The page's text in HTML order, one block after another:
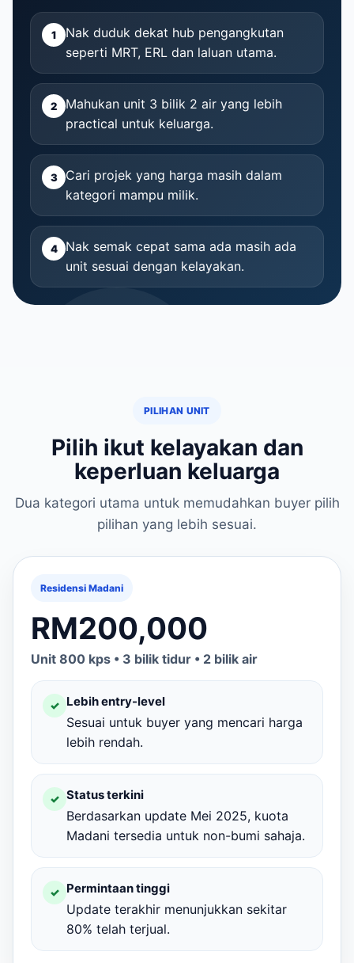
1
Nak duduk dekat hub pengangkutan
seperti MRT, ERL dan laluan utama.
2
Mahukan unit 3 bilik 2 air yang lebih
practical untuk keluarga.
3
Cari projek yang harga masih dalam
kategori mampu milik.
4
Nak semak cepat sama ada masih ada
unit sesuai dengan kelayakan.
PILIHAN UNIT
Pilih ikut kelayakan dan
keperluan keluarga
Dua kategori utama untuk memudahkan buyer pilih
pilihan yang lebih sesuai.
Residensi Madani
RM200,000
Unit 800 kps • 3 bilik tidur • 2 bilik air
✓ Lebih entry-level
Sesuai untuk buyer yang mencari harga
lebih rendah.
✓ Status terkini
Berdasarkan update Mei 2025, kuota
Madani tersedia untuk non-bumi sahaja.
✓ Permintaan tinggi
Update terakhir menunjukkan sekitar
80% telah terjual.